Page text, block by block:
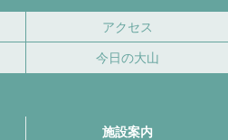
アクセス
今日の大山
施設案内